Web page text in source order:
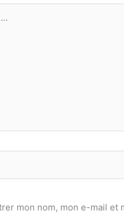
mon nom, mon e-mail et